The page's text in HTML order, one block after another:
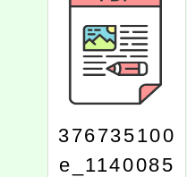
376735100
e_1140085